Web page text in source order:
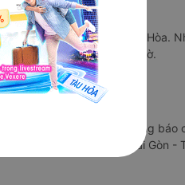
hãng xe Hùng Tiến - Tuy Hòa.
ở Sài Gòn sau 11.3 giờ.
đi Sài Gòn
Vexere.com sẽ sớm thông
Tuy Hòa - Sài Gòn và Sài Gòn